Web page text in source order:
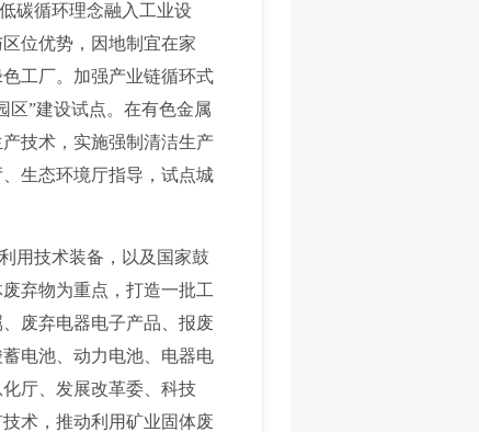
碳循环理念融入工业设
位优势，因地制宜在家
工厂。加强产业链循环式
区”建设试点。在有色金属
技术，实施强制清洁生产
生态环境厅指导，试点城
用技术装备，以及国家鼓
弃物为重点，打造一批工
废弃电器电子产品、报废
电池、动力电池、电器电
厅、发展改革委、科技
术，推动利用矿业固体废